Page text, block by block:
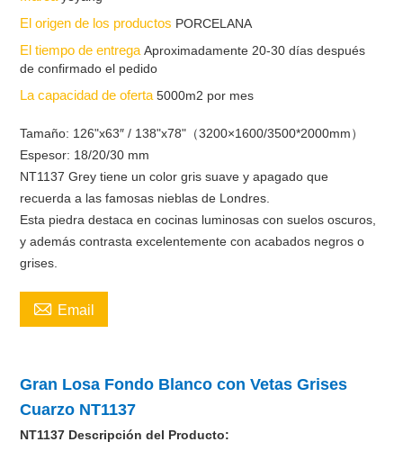
El origen de los productos PORCELANA
El tiempo de entregaAproximadamente 20-30 días después
de confirmado el pedido
La capacidad de oferta5000m2 por mes
Tamaño: 126"x63″ / 138"x78"（3200×1600/3500*2000mm）
Espesor: 18/20/30 mm
NT1137 Grey tiene un color gris suave y apagado que
recuerda a las famosas nieblas de Londres.
Esta piedra destaca en cocinas luminosas con suelos oscuros,
y además contrasta excelentemente con acabados negros o
grises.
 Email
Gran Losa Fondo Blanco con Vetas Grises
Cuarzo NT1137
NT1137 Descripción del Producto: